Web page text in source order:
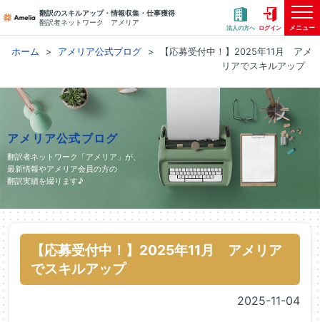
翻訳のスキルアップ・情報収集・仕事獲得
翻訳者ネットワーク アメリア
法人の方へ ログイン メニュー
ホーム アメリア公式ブログ
【応募受付中！】2025年11月 アメ
リアでスキルアップ
アメリア公式ブログ
翻訳者ネットワーク「アメリア」が、
最新情報やアメリア会員の方の
翻訳実績を綴ります♪
【応募受付中！】2025年11月 アメリア
でスキルアップ
2025-11-04